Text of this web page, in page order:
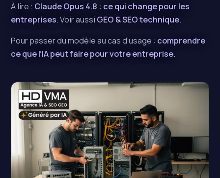
À lire : Claude Opus 4.8 : ce qui change pour les
entreprises. Voir aussi GEO & SEO technique.
Pour passer du modèle au cas d’usage : comprendre
ce que l’IA peut faire pour votre entreprise.